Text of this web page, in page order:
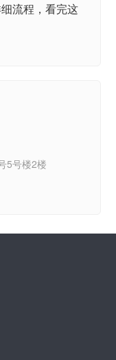
流程，看完这
5号楼2楼